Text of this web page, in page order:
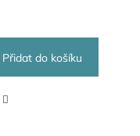
Přidat do košíku